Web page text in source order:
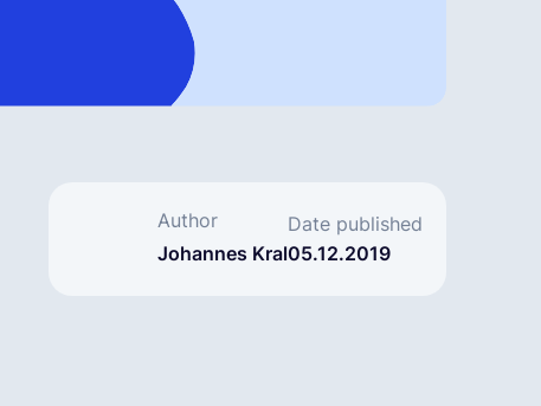
Author
Johannes Kral
Date published
05.12.2019